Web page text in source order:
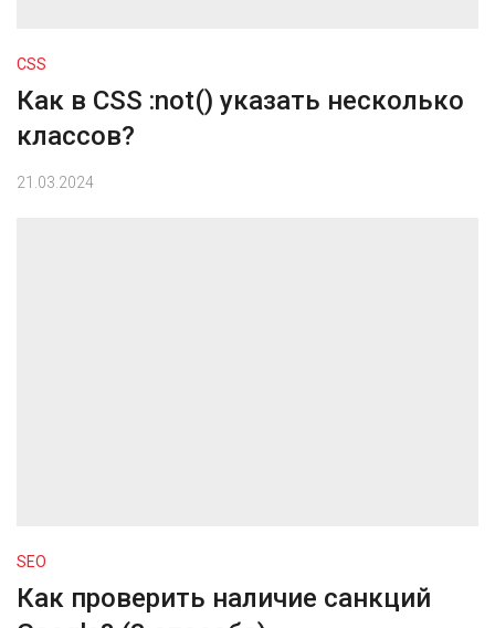
CSS
Как в CSS :not() указать несколько
классов?
21.03.2024
SEO
Как проверить наличие санкций